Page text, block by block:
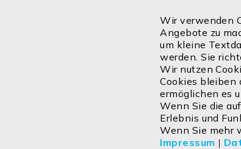
Abonnieren
Wir verwenden
Angebote zu
um kleine
werden. Sie
Wir nutzen
Cookies bleiben
ermöglichen es
Wenn Sie die
Erlebnis und
Wenn Sie mehr
Impressum |